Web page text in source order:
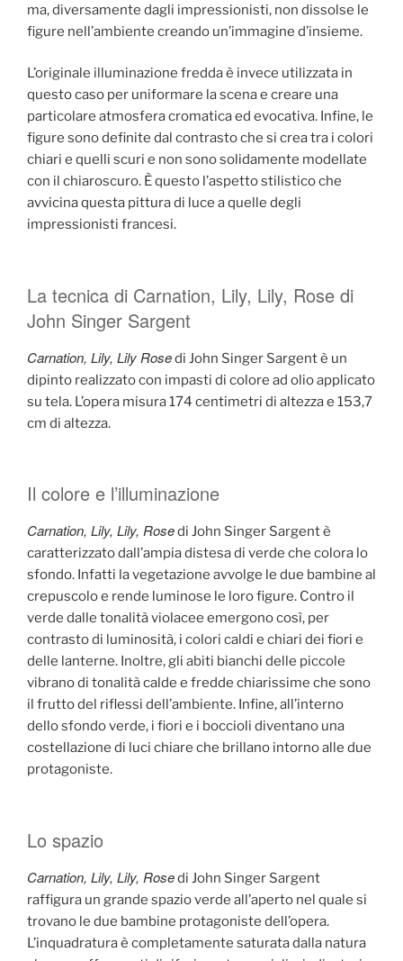
ma, diversamente dagli impressionisti, non dissolse le
figure nell’ambiente creando un’immagine d’insieme.
L’originale illuminazione fredda è invece utilizzata in
questo caso per uniformare la scena e creare una
particolare atmosfera cromatica ed evocativa. Infine, le
figure sono definite dal contrasto che si crea tra i colori
chiari e quelli scuri e non sono solidamente modellate
con il chiaroscuro. È questo l’aspetto stilistico che
avvicina questa pittura di luce a quelle degli
impressionisti francesi.
La tecnica di Carnation, Lily, Lily, Rose di
John Singer Sargent
Carnation, Lily, Lily Rosedi John Singer Sargent è un
dipinto realizzato con impasti di colore ad olio applicato
su tela. L’opera misura 174 centimetri di altezza e 153,7
cm di altezza.
Il colore e l’illuminazione
Carnation, Lily, Lily, Rosedi John Singer Sargent è
caratterizzato dall’ampia distesa di verde che colora lo
sfondo. Infatti la vegetazione avvolge le due bambine al
crepuscolo e rende luminose le loro figure. Contro il
verde dalle tonalità violacee emergono così, per
contrasto di luminosità, i colori caldi e chiari dei fiori e
delle lanterne. Inoltre, gli abiti bianchi delle piccole
vibrano di tonalità calde e fredde chiarissime che sono
il frutto del riflessi dell’ambiente. Infine, all’interno
dello sfondo verde, i fiori e i boccioli diventano una
costellazione di luci chiare che brillano intorno alle due
protagoniste.
Lo spazio
Carnation, Lily, Lily, Rosedi John Singer Sargent
raffigura un grande spazio verde all’aperto nel quale si
trovano le due bambine protagoniste dell’opera.
L’inquadratura è completamente saturata dalla natura